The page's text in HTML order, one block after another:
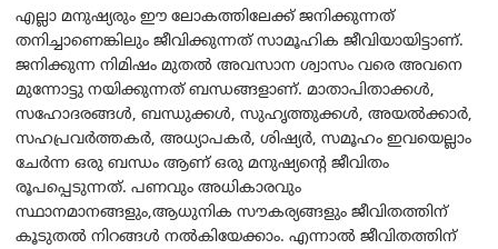
എല്ലാ മനുഷ്യരും ഈ ലോകത്തിലേക്ക് ജനിക്കുന്നത്
തനിച്ചാണെങ്കിലും ജീവിക്കുന്നത് സാമൂഹിക ജീവിയായിട്ടാണ്.
ജനിക്കുന്ന നിമിഷം മുതൽ അവസാന ശ്വാസം വരെ അവനെ
മുന്നോട്ടു നയിക്കുന്നത് ബന്ധങ്ങളാണ്. മാതാപിതാക്കൾ,
സഹോദരങ്ങൾ, ബന്ധുക്കൾ, സുഹൃത്തുക്കൾ, അയൽക്കാർ,
സഹപ്രവർത്തകർ, അധ്യാപകർ, ശിഷ്യർ, സമൂഹം ഇവയെല്ലാം
ചേർന്ന ഒരു ബന്ധം ആണ് ഒരു മനുഷ്യന്റെ ജീവിതം
രൂപപ്പെടുന്നത്. പണവും അധികാരവും
സ്ഥാനമാനങ്ങളും,ആധുനിക സൗകര്യങ്ങളും ജീവിതത്തിന്
കൂടുതൽ നിറങ്ങൾ നൽകിയേക്കാം. എന്നാൽ ജീവിതത്തിന്